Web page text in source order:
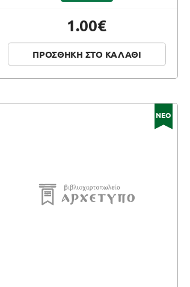
1.00€
ΠΡΟΣΘΗΚΗ ΣΤΟ ΚΑΛΑΘΙ
ΝΕΟ